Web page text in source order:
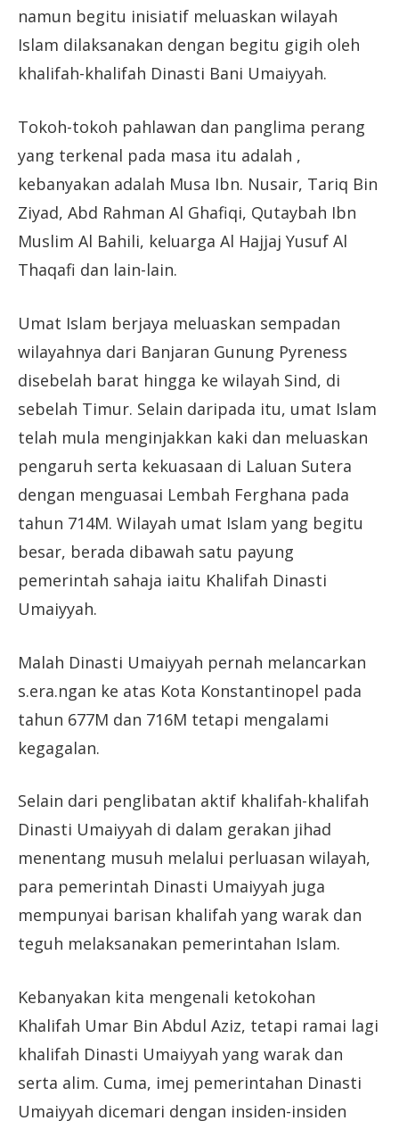
namun begitu inisiatif meluaskan wilayah
Islam dilaksanakan dengan begitu gigih oleh
khalifah-khalifah Dinasti Bani Umaiyyah.
Tokoh-tokoh pahlawan dan panglima perang
yang terkenal pada masa itu adalah ,
kebanyakan adalah Musa Ibn. Nusair, Tariq Bin
Ziyad, Abd Rahman Al Ghafiqi, Qutaybah Ibn
Muslim Al Bahili, keluarga Al Hajjaj Yusuf Al
Thaqafi dan lain-lain.
Umat Islam berjaya meluaskan sempadan
wilayahnya dari Banjaran Gunung Pyreness
disebelah barat hingga ke wilayah Sind, di
sebelah Timur. Selain daripada itu, umat Islam
telah mula menginjakkan kaki dan meluaskan
pengaruh serta kekuasaan di Laluan Sutera
dengan menguasai Lembah Ferghana pada
tahun 714M. Wilayah umat Islam yang begitu
besar, berada dibawah satu payung
pemerintah sahaja iaitu Khalifah Dinasti
Umaiyyah.
Malah Dinasti Umaiyyah pernah melancarkan
s.era.ngan ke atas Kota Konstantinopel pada
tahun 677M dan 716M tetapi mengalami
kegagalan.
Selain dari penglibatan aktif khalifah-khalifah
Dinasti Umaiyyah di dalam gerakan jihad
menentang musuh melalui perluasan wilayah,
para pemerintah Dinasti Umaiyyah juga
mempunyai barisan khalifah yang warak dan
teguh melaksanakan pemerintahan Islam.
Kebanyakan kita mengenali ketokohan
Khalifah Umar Bin Abdul Aziz, tetapi ramai lagi
khalifah Dinasti Umaiyyah yang warak dan
serta alim. Cuma, imej pemerintahan Dinasti
Umaiyyah dicemari dengan insiden-insiden